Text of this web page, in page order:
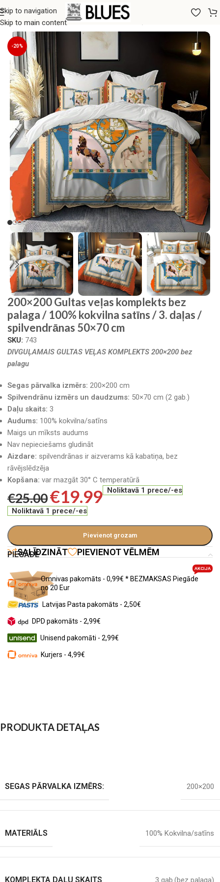
Skip to navigation
Skip to main content
Sākums/Gultas veļa/200x200 GULTAS VEĻAS KOMPLEKTI
-20%
200×200 Gultas veļas komplekts bez
palaga / 100% kokvilna satīns / 3. daļas /
spilvendrānas 50×70 cm
SKU: 743
DIVGUĻAMAIS GULTAS VEĻAS KOMPLEKTS 200×200 bez
palagu
Segas pārvalka izmērs: 200×200 cm
Spilvendrānu izmērs un daudzums: 50×70 cm (2 gab.)
Daļu skaits: 3
Audums: 100% kokvilna/satīns
Maigs un mīksts audums
Nav nepieciešams gludināt
Aizdare: spilvendrānas ir aizverams kā kabatiņa, bez
rāvējslēdzēja
Kopšana: var mazgāt 30° C temperatūrā
€25.00€19.99 Noliktavā 1 prece/-es
Noliktavā 1 prece/-es
Pievienot grozam
SALĪDZINĀT PIEVIENOT VĒLMĒM
PIEGĀDE
Omnivas pakomāts - 0,99€ * BEZMAKSAS Piegāde
no 20 Eur
AKCIJA
Latvijas Pasta pakomāts - 2,50€
DPD pakomāts - 2,99€
Unisend pakomāti - 2,99€
Kurjers - 4,99€
PRODUKTA DETAĻAS
SEGAS PĀRVALKA IZMĒRS: 200×200
MATERIĀLS 100% Kokvilna/satīns
KOMPLEKTA DAĻU SKAITS 3 gab.(bez palaga)